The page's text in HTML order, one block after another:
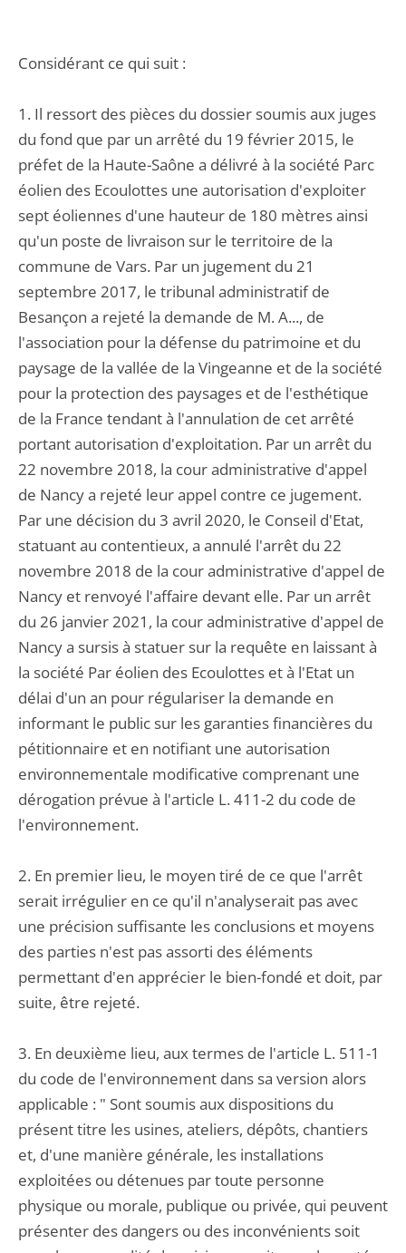
Considérant ce qui suit :
1. Il ressort des pièces du dossier soumis aux juges
du fond que par un arrêté du 19 février 2015, le
préfet de la Haute-Saône a délivré à la société Parc
éolien des Ecoulottes une autorisation d'exploiter
sept éoliennes d'une hauteur de 180 mètres ainsi
qu'un poste de livraison sur le territoire de la
commune de Vars. Par un jugement du 21
septembre 2017, le tribunal administratif de
Besançon a rejeté la demande de M. A..., de
l'association pour la défense du patrimoine et du
paysage de la vallée de la Vingeanne et de la société
pour la protection des paysages et de l'esthétique
de la France tendant à l'annulation de cet arrêté
portant autorisation d'exploitation. Par un arrêt du
22 novembre 2018, la cour administrative d'appel
de Nancy a rejeté leur appel contre ce jugement.
Par une décision du 3 avril 2020, le Conseil d'Etat,
statuant au contentieux, a annulé l'arrêt du 22
novembre 2018 de la cour administrative d'appel de
Nancy et renvoyé l'affaire devant elle. Par un arrêt
du 26 janvier 2021, la cour administrative d'appel de
Nancy a sursis à statuer sur la requête en laissant à
la société Par éolien des Ecoulottes et à l'Etat un
délai d'un an pour régulariser la demande en
informant le public sur les garanties financières du
pétitionnaire et en notifiant une autorisation
environnementale modificative comprenant une
dérogation prévue à l'article L. 411-2 du code de
l'environnement.
2. En premier lieu, le moyen tiré de ce que l'arrêt
serait irrégulier en ce qu'il n'analyserait pas avec
une précision suffisante les conclusions et moyens
des parties n'est pas assorti des éléments
permettant d'en apprécier le bien-fondé et doit, par
suite, être rejeté.
3. En deuxième lieu, aux termes de l'article L. 511-1
du code de l'environnement dans sa version alors
applicable : " Sont soumis aux dispositions du
présent titre les usines, ateliers, dépôts, chantiers
et, d'une manière générale, les installations
exploitées ou détenues par toute personne
physique ou morale, publique ou privée, qui peuvent
présenter des dangers ou des inconvénients soit